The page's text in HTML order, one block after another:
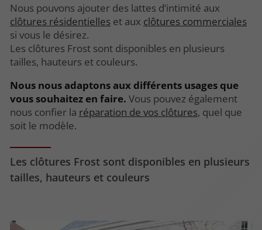
Nous pouvons ajouter des lattes d’intimité aux
clôtures résidentielles et aux clôtures commerciales
si vous le désirez.
Les clôtures Frost sont disponibles en plusieurs
tailles, hauteurs et couleurs.
Nous nous adaptons aux différents usages que
vous souhaitez en faire. Vous pouvez également
nous confier la réparation de vos clôtures, quel que
soit le modèle.
Les clôtures Frost sont disponibles en plusieurs
tailles, hauteurs et couleurs